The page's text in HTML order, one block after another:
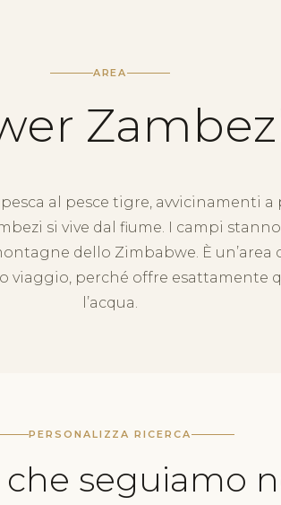
AREA
al pesce tigre, avvicinamenti a
si vive dal fiume. I campi
dello Zimbabwe. È un’area
viaggio, perché offre esattamente
l’acqua.
PERSONALIZZA RICERCA
seguiamo